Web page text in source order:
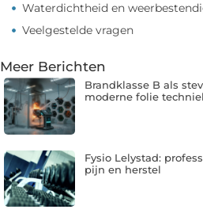
Waterdichtheid en
Veelgestelde vragen
Meer Berichten
Brandklasse B als
moderne folie
Fysio Lelystad:
pijn en herstel